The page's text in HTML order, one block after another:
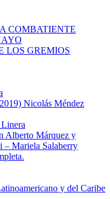
COMBATIENTE
LOS GREMIOS
Nicolás Méndez
Alberto Márquez y
– Mariela Salaberry
y del Caribe